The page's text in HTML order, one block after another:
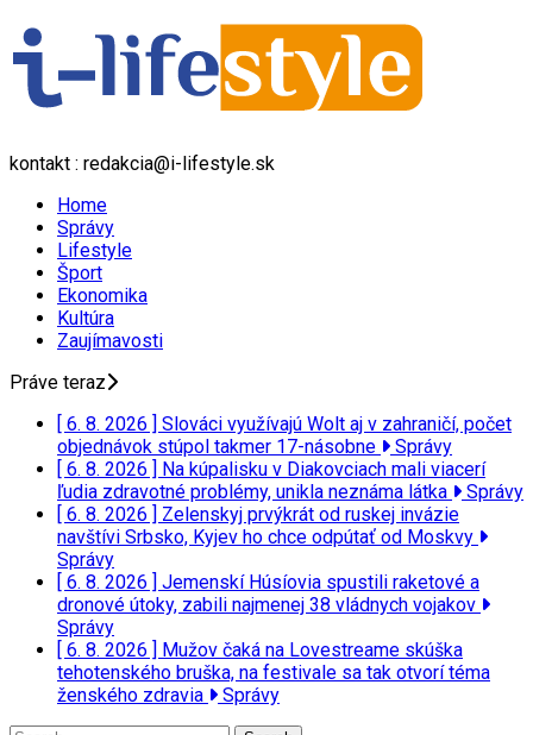
kontakt : redakcia@i-lifestyle.sk
Home
Správy
Lifestyle
Šport
Ekonomika
Kultúra
Zaujímavosti
Práve teraz
[ 6. 8. 2026 ] Slováci využívajú Wolt aj v zahraničí, počet
objednávok stúpol takmer 17-násobne
Správy
[ 6. 8. 2026 ] Na kúpalisku v Diakovciach mali viacerí
ľudia zdravotné problémy, unikla neznáma látka
Správy
[ 6. 8. 2026 ] Zelenskyj prvýkrát od ruskej invázie
navštívi Srbsko, Kyjev ho chce odpútať od Moskvy
Správy
[ 6. 8. 2026 ] Jemenskí Húsíovia spustili raketové a
dronové útoky, zabili najmenej 38 vládnych vojakov
Správy
[ 6. 8. 2026 ] Mužov čaká na Lovestreame skúška
tehotenského bruška, na festivale sa tak otvorí téma
ženského zdravia
Správy